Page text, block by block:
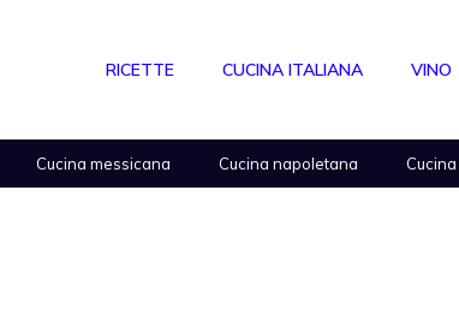
RICETTE CUCINA ITALIANA VINO
Cucina messicana Cucina napoletana